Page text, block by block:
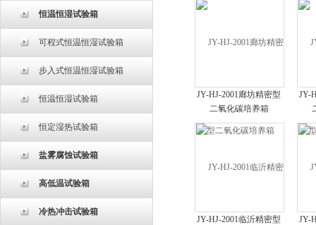
恒温恒湿试验箱
可程式恒温恒湿试验箱
步入式恒温恒湿试验箱
恒温恒湿试验箱
恒定湿热试验箱
盐雾腐蚀试验箱
高低温试验箱
冷热冲击试验箱
JY-HJ-2001廊坊精密型
二氧化碳培养箱
JY-
JY-HJ-2001临沂精密型
JY-